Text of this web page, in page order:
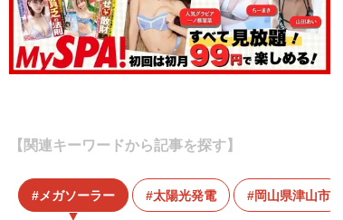
【関連キーワードから記事を探す】
メガソーラー 太陽光発電 岡山県津山市